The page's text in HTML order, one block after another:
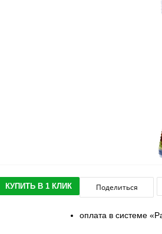
КУПИТЬ В 1 КЛИК Поделиться
оплата в системе